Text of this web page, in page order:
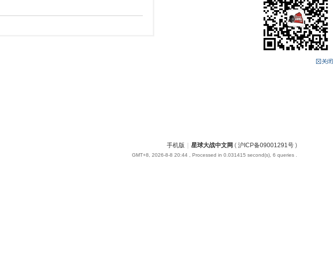
手机版 星球大战中文网 ( 沪ICP备09001291号 )
GMT+8, 2026-8-8 20:44 , Processed in 0.031415 second(s), 6 queries .